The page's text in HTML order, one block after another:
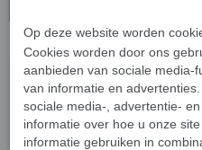
Op deze website worden
Cookies worden door ons
aanbieden van sociale media-
van informatie en
sociale media-, advertentie-
informatie over hoe u onze
informatie gebruiken in